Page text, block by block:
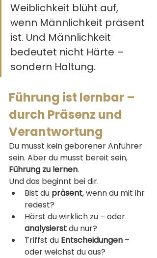
Weiblichkeit blüht auf,
wenn Männlichkeit präsent
ist. Und Männlichkeit
bedeutet nicht Härte –
sondern Haltung.
Führung ist lernbar –
durch Präsenz und
Verantwortung
Du musst kein geborener Anführer
sein. Aber du musst bereit sein,
Führung zu lernen.
Und das beginnt bei dir.
Bist du präsent, wenn du mit ihr
redest?
Hörst du wirklich zu – oder
analysierst du nur?
Triffst du Entscheidungen –
oder weichst du aus?